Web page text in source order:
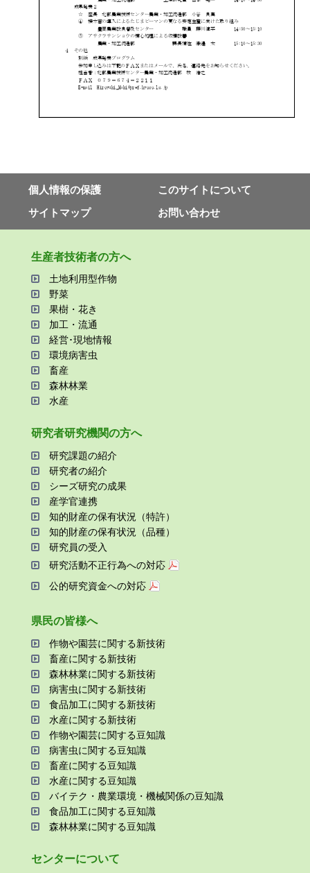
個⼈情報の保護
このサイトについて
サイトマップ
お問い合わせ
⽣産者技術者の⽅へ
⼟地利⽤型作物
野菜
果樹・花き
加⼯・流通
経営･現地情報
環境病害⾍
畜産
森林林業
⽔産
研究者研究機関の⽅へ
研究課題の紹介
研究者の紹介
シーズ研究の成果
産学官連携
知的財産の保有状況（特許）
知的財産の保有状況（品種）
研究員の受⼊
研究活動不正⾏為への対応
公的研究資金への対応
県⺠の皆様へ
作物や園芸に関する新技術
畜産に関する新技術
森林林業に関する新技術
病害⾍に関する新技術
⾷品加⼯に関する新技術
⽔産に関する新技術
作物や園芸に関する⾖知識
病害⾍に関する⾖知識
畜産に関する⾖知識
⽔産に関する⾖知識
バイテク・農業環境・機械関係の⾖知識
⾷品加⼯に関する⾖知識
森林林業に関する⾖知識
センターについて